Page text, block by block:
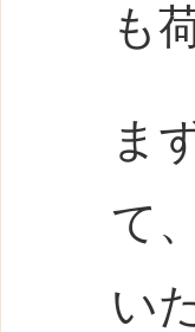
も
ま
て
い